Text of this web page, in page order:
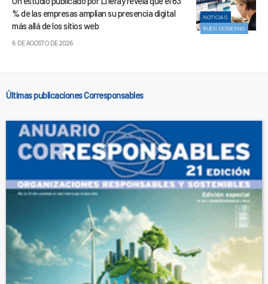
NOTICIAS
BUEN GOBIERNO
% de las empresas amplían su presencia digital
más allá de los sitios web
6 DE AGOSTO DE 2026
Últimas publicaciones Corresponsables